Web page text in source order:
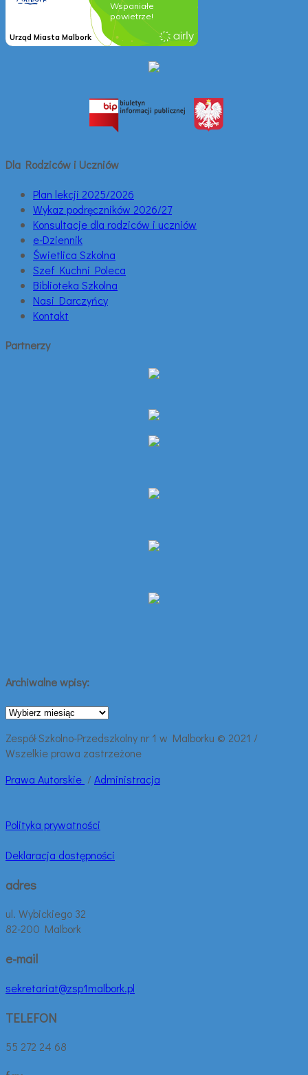
Dla Rodziców i Uczniów
Plan lekcji 2025/2026
Wykaz podręczników 2026/27
Konsultacje dla rodziców i uczniów
e-Dziennik
Świetlica Szkolna
Szef Kuchni Poleca
Biblioteka Szkolna
Nasi Darczyńcy
Kontakt
Partnerzy
Archiwalne wpisy:
Archiwalne
Zespół Szkolno-Przedszkolny nr 1 w Malborku © 2021 /
Wszelkie prawa zastrzeżone
Prawa Autorskie /Administracja
Polityka prywatności
Deklaracja dostępności
adres
ul. Wybickiego 32
82-200 Malbork
e-mail
sekretariat@zsp1malbork.pl
TELEFON
55 272 24 68